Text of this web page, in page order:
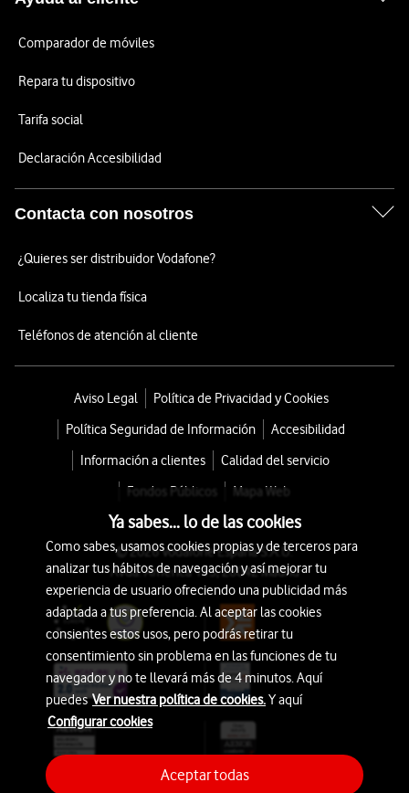
Comparador de móviles
Repara tu dispositivo
Tarifa social
Declaración Accesibilidad
Contacta con nosotros
¿Quieres ser distribuidor Vodafone?
Localiza tu tienda física
Teléfonos de atención al cliente
Aviso Legal
Política de Privacidad y Cookies
Política Seguridad de Información
Accesibilidad
Información a clientes
Calidad del servicio
Fondos Públicos
Mapa Web
© 2026 Vodafone España S.A.U.
Avda. América 115, 28042 Madrid
Ya sabes... lo de las cookies
Como sabes, usamos cookies propias y de terceros para
analizar tus hábitos de navegación y así mejorar tu
experiencia de usuario ofreciendo una publicidad más
adaptada a tus preferencia. Al aceptar las cookies
consientes estos usos, pero podrás retirar tu
consentimiento sin problema en las funciones de tu
navegador y no te llevará más de 4 minutos. Aquí
puedesVer nuestra política de cookies.Y aquí
Configurar cookies
Aceptar todas